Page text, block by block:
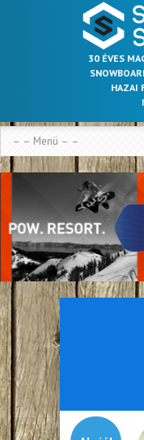
30 ÉVES
HAZAI